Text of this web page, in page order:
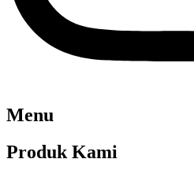
Menu
Produk Kami